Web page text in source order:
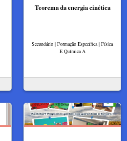
Teorema da energia cinética
Secundário | Formação Específica | Física
E Química A